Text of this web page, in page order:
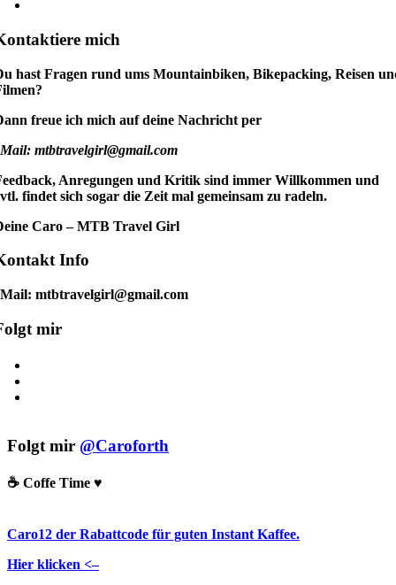
mich
hast Fragen rund ums Mountainbiken, Bikepacking, Reisen
freue ich mich auf deine Nachricht per
mtbtravelgirl@gmail.com
Anregungen und Kritik sind immer Willkommen und
findet sich sogar die Zeit mal gemeinsam zu radeln.
Caro – MTB Travel Girl
Info
mtbtravelgirl@gmail.com
mir
Folgt mir @Caroforth
☕️ Coffe Time ♥️
Caro12 der Rabattcode für guten Instant Kaffee.
Hier klicken <–